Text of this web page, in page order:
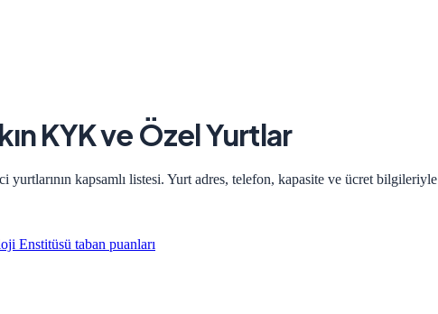
KYK ve Özel Yurtlar
kapsamlı listesi. Yurt adres, telefon, kapasite ve ücret bilgileriyle
Enstitüsü taban puanları